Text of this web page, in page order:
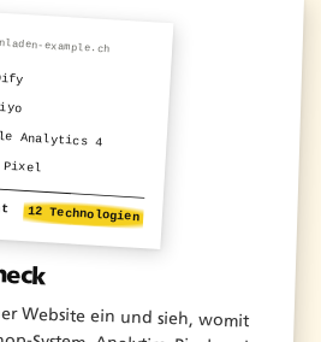
example.ch
Analytics 4
Pixel
12 Technologien
Website ein und sieh, womit
System, Analytics, Pixel und